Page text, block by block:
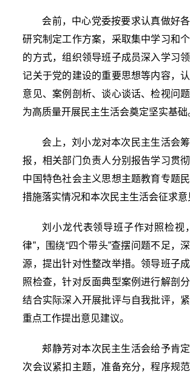
会前，中心党委按要求认真做好各
研究制定工作方案，采取集中学习和
的方式，组织领导班子成员深入学习
记关于党的建设的重要思想等内容，
意见、案例剖析、谈心谈话、检视问题
为高质量开展民主生活会奠定坚实基础
会上，刘小龙对本次民主生活会
报，相关部门负责人分别报告学习贯
中国特色社会主义思想主题教育专题
措施落实情况和本次民主生活会征求意
刘小龙代表领导班子作对照检视
律”，围绕“四个带头”查摆问题不足，
源，提出针对性整改举措。领导班子
照检查，针对反面典型案例进行解剖
结合实际深入开展批评与自我批评，
重点工作提出意见建议。
郏静芳对本次民主生活会给予肯
次会议紧扣主题，准备充分，程序规